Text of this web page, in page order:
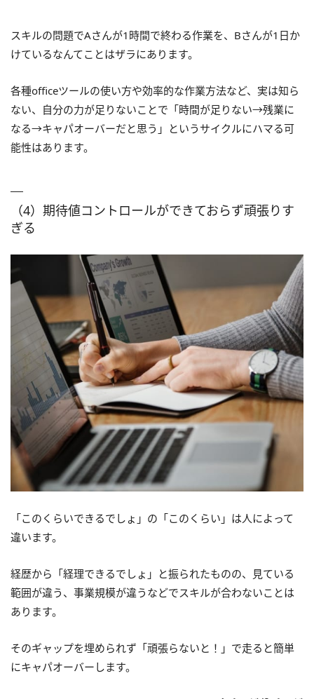
スキルの問題でAさんが1時間で終わる作業を、Bさんが1日か
けているなんてことはザラにあります。
各種officeツールの使い方や効率的な作業方法など、実は知ら
ない、自分の力が足りないことで「時間が足りない→残業に
なる→キャパオーバーだと思う」というサイクルにハマる可
能性はあります。
（4）期待値コントロールができておらず頑張りす
ぎる
「このくらいできるでしょ」の「このくらい」は人によって
違います。
経歴から「経理できるでしょ」と振られたものの、見ている
範囲が違う、事業規模が違うなどでスキルが合わないことは
あります。
そのギャップを埋められず「頑張らないと！」で走ると簡単
にキャパオーバーします。